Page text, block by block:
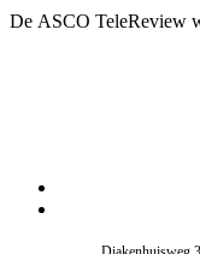
De ASCO TeleReview